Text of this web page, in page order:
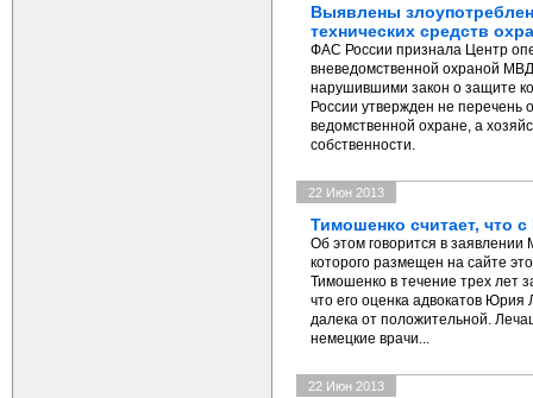
Выявлены
технических средств
ФАС России признала Центр
вневедомственной охраной
нарушившими закон о защите
России утвержден не перечень
ведомственной охране, а
собственности.
22 Июн 2013
Тимошенко считает, что
Об этом говорится в
которого размещен на сайте
Тимошенко в течение трех лет
что его оценка адвокатов
далека от положительной.
немецкие врачи...
22 Июн 2013